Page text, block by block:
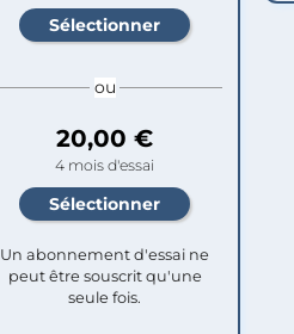
ou
20,00 €
4 mois d'essai
Un abonnement d'essai ne
peut être souscrit qu'une
seule fois.​